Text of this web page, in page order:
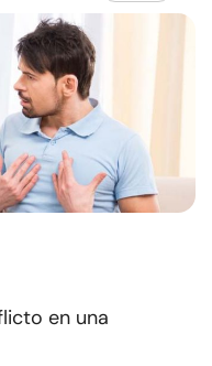
en una